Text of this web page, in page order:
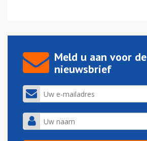
Meld u aan voor de
nieuwsbrief